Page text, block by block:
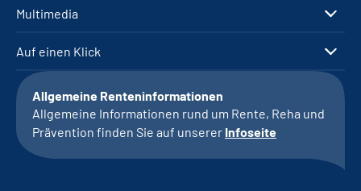
Multimedia
Auf einen Klick
Allgemeine Renteninformationen
Allgemeine Informationen rund um Rente, Reha und
Prävention finden Sie auf unserer Infoseite